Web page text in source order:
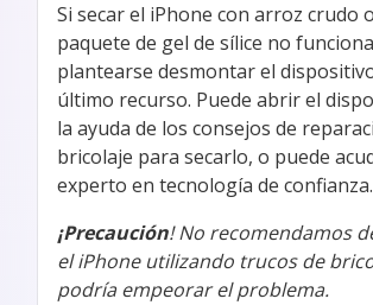
Si secar el iPhone con arroz crudo
paquete de gel de sílice no
plantearse desmontar el
último recurso. Puede abrir el
la ayuda de los consejos de
bricolaje para secarlo, o puede
experto en tecnología de confianza.
¡Precaución! No recomendamos
el iPhone utilizando trucos de
podría empeorar el problema.